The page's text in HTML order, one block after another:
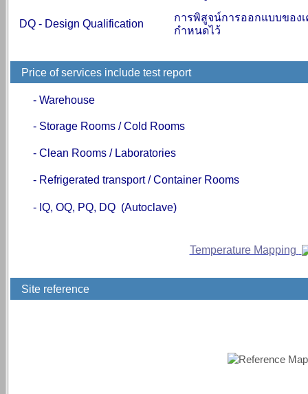
DQ - Design Qualification
การพิสูจน์การออกแบบของ
กำหนดไว้
Price of services include test report
- Warehouse
- Storage Rooms /Cold Rooms
- Clean Rooms / Laboratories
- Refrigerated transport / Container Rooms
- IQ, OQ, PQ, DQ (Autoclave)
Temperature Mapping
Site reference